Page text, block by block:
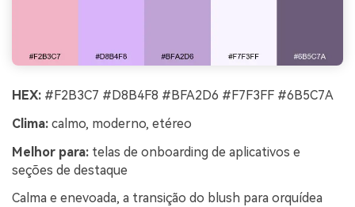
HEX: #F2B3C7 #D8B4F8 #BFA2D6 #F7F3FF #6B5C7A
Clima: calmo, moderno, etéreo
Melhor para: telas de onboarding de aplicativos e
seções de destaque
Calma e enevoada, a transição do blush para orquídea